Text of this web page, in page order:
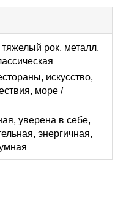
collapse
тяжелый рок, металл,
искусcтво,
море /
уверена в себе,
энергичная,